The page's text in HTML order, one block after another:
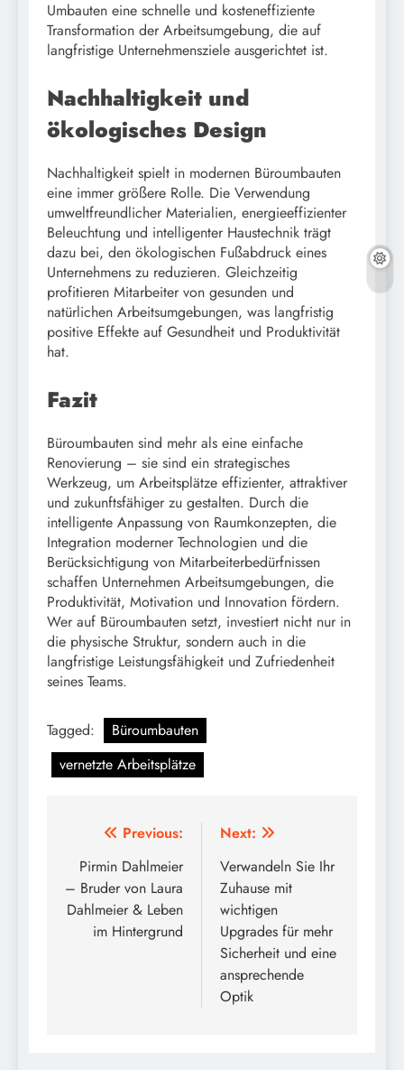
Umbauten eine schnelle und kosteneffiziente
Transformation der Arbeitsumgebung, die auf
langfristige Unternehmensziele ausgerichtet ist.
Nachhaltigkeit und
ökologisches Design
Nachhaltigkeit spielt in modernen Büroumbauten
eine immer größere Rolle. Die Verwendung
umweltfreundlicher Materialien, energieeffizienter
Beleuchtung und intelligenter Haustechnik trägt
dazu bei, den ökologischen Fußabdruck eines
Unternehmens zu reduzieren. Gleichzeitig
profitieren Mitarbeiter von gesunden und
natürlichen Arbeitsumgebungen, was langfristig
positive Effekte auf Gesundheit und Produktivität
hat.
Fazit
Büroumbauten sind mehr als eine einfache
Renovierung – sie sind ein strategisches
Werkzeug, um Arbeitsplätze effizienter, attraktiver
und zukunftsfähiger zu gestalten. Durch die
intelligente Anpassung von Raumkonzepten, die
Integration moderner Technologien und die
Berücksichtigung von Mitarbeiterbedürfnissen
schaffen Unternehmen Arbeitsumgebungen, die
Produktivität, Motivation und Innovation fördern.
Wer auf Büroumbauten setzt, investiert nicht nur in
die physische Struktur, sondern auch in die
langfristige Leistungsfähigkeit und Zufriedenheit
seines Teams.
Tagged:
Büroumbauten
vernetzte Arbeitsplätze
Post
navigation
Previous:
Pirmin Dahlmeier
– Bruder von Laura
Dahlmeier & Leben
im Hintergrund
Next:
Verwandeln Sie Ihr
Zuhause mit
wichtigen
Upgrades für mehr
Sicherheit und eine
ansprechende
Optik